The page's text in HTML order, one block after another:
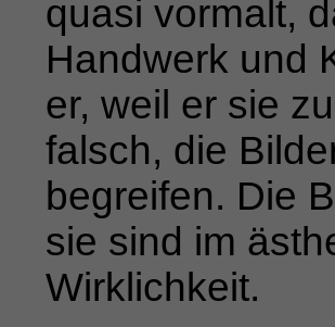
quasi vormalt,
Handwerk und
er, weil er sie
falsch, die
begreifen. Die
sie sind im
Wirklichkeit.